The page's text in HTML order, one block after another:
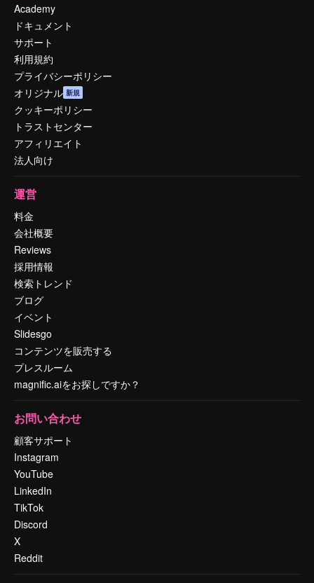
Academy
ドキュメント
サポート
利用規約
プライバシーポリシー
オリジナル 新規
クッキーポリシー
トラストセンター
アフィリエイト
法人向け
運営
料金
会社概要
Reviews
採用情報
検索トレンド
ブログ
イベント
Slidesgo
コンテンツを販売する
プレスルーム
magnific.aiをお探しですか？
お問い合わせ
顧客サポート
Instagram
YouTube
LinkedIn
TikTok
Discord
X
Reddit